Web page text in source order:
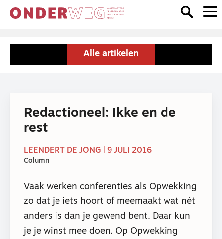
Alle artikelen
Redactioneel: Ikke en de
rest
LEENDERT DE JONG | 9 JULI 2016
Column
Vaak werken conferenties als Opwekking
zo dat je iets hoort of meemaakt wat nét
anders is dan je gewend bent. Daar kun
je je winst mee doen. Op Opwekking